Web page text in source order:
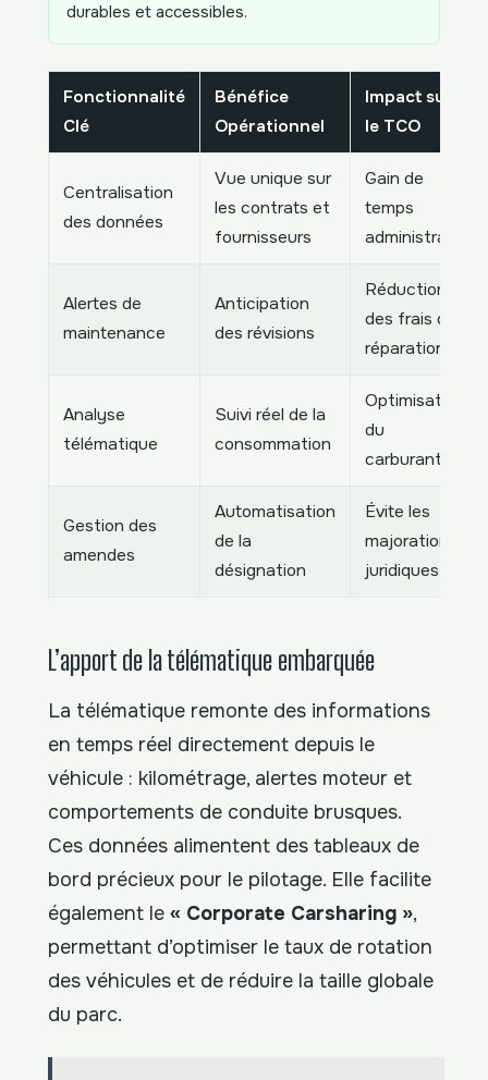
durables et accessibles.
Fonctionnalité
Clé
Bénéfice
Opérationnel
Impact sur
le TCO
Centralisation
des données
Vue unique sur
les contrats et
fournisseurs
Gain de
temps
administratif
Alertes de
maintenance
Anticipation
des révisions
Réduction
des frais de
réparation
Analyse
télématique
Suivi réel de la
consommation
Optimisation
du
carburant
Gestion des
amendes
Automatisation
de la
désignation
Évite les
majorations
juridiques
L’apport de la télématique embarquée
La télématique remonte des informations
en temps réel directement depuis le
véhicule : kilométrage, alertes moteur et
comportements de conduite brusques.
Ces données alimentent des tableaux de
bord précieux pour le pilotage. Elle facilite
également le « Corporate Carsharing »,
permettant d’optimiser le taux de rotation
des véhicules et de réduire la taille globale
du parc.